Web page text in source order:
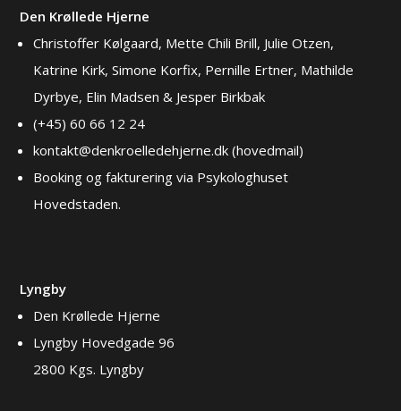
Den Krøllede Hjerne
Christoffer Kølgaard, Mette Chili Brill, Julie Otzen,
Katrine Kirk, Simone Korfix, Pernille Ertner, Mathilde
Dyrbye, Elin Madsen & Jesper Birkbak
(+45) 60 66 12 24
kontakt@denkroelledehjerne.dk (hovedmail)
Booking og fakturering via Psykologhuset
Hovedstaden.
Lyngby
Den Krøllede Hjerne
Lyngby Hovedgade 96
2800 Kgs. Lyngby